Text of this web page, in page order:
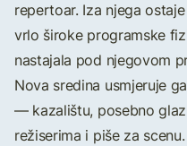
repertoar. Iza njega
vrlo široke programske
nastajala pod njegovom
Nova sredina usmjeruje
— kazalištu, posebno
režiserima i piše za